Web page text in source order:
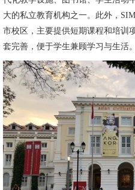
大的私立教育机构之一。此外，
市校区，主要提供短期课程和培训
套完善，便于学生兼顾学习与生活。